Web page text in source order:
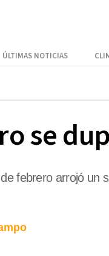
ÚLTIMAS NOTICIAS
se
febrero arrojó un